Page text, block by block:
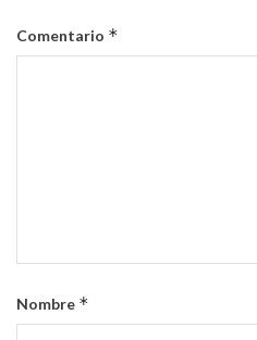
Comentario *
Nombre *